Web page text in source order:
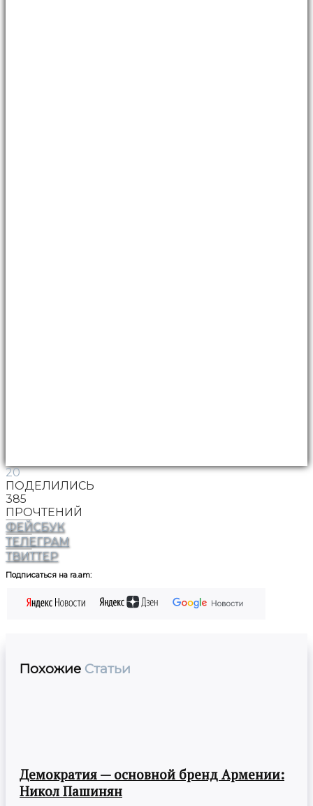
20
ПОДЕЛИЛИСЬ
385
ПРОЧТЕНИЙ
ФЕЙСБУК
ТЕЛЕГРАМ
ТВИТТЕР
Подписаться на ra.am:
Похожие Статьи
Демократия — основной бренд Армении:
Никол Пашинян